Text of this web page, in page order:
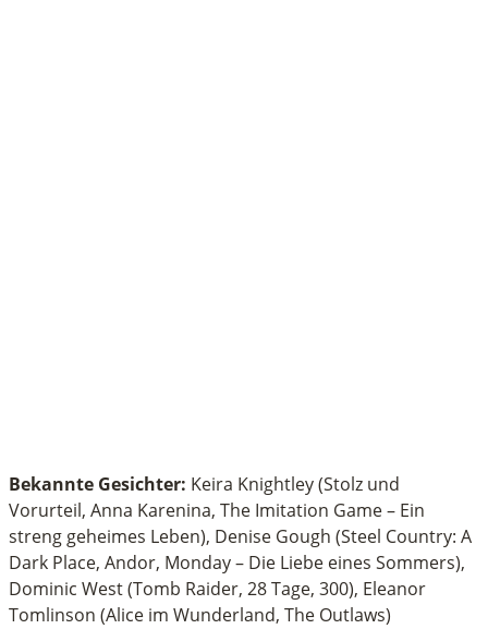
Bekannte Gesichter: Keira Knightley (Stolz und
Vorurteil, Anna Karenina, The Imitation Game – Ein
streng geheimes Leben), Denise Gough (Steel Country: A
Dark Place, Andor, Monday – Die Liebe eines Sommers),
Dominic West (Tomb Raider, 28 Tage, 300), Eleanor
Tomlinson (Alice im Wunderland, The Outlaws)